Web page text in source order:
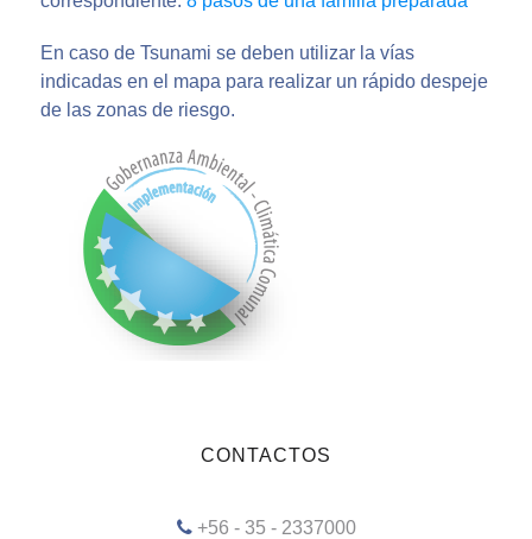
En caso de Tsunami se deben utilizar la vías
indicadas en el mapa para realizar un rápido despeje
de las zonas de riesgo.
CONTACTOS
+56 - 35 - 2337000